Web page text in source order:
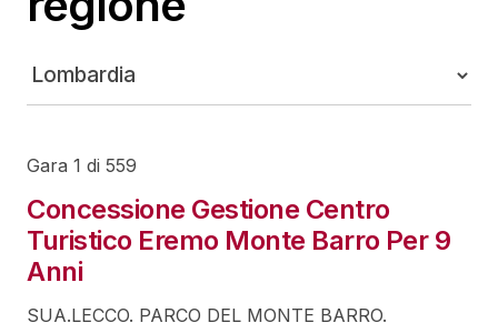
Gara 1 di 559
Concessione Gestione Centro
Turistico Eremo Monte Barro Per 9
Anni
SUA.LECCO. PARCO DEL MONTE BARRO.